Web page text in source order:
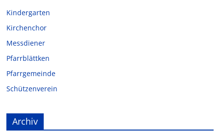
Kindergarten
Kirchenchor
Messdiener
Pfarrblättken
Pfarrgemeinde
Schützenverein
Archiv